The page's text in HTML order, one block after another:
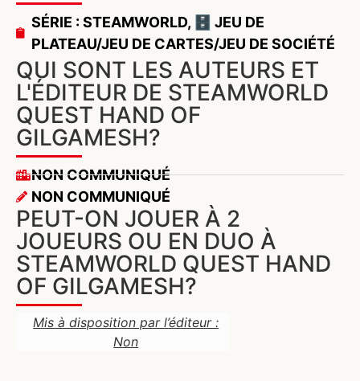
SÉRIE : STEAMWORLD,
🗄️ JEU DE
PLATEAU/JEU DE CARTES/JEU DE SOCIÉTÉ
QUI SONT LES AUTEURS ET
L'ÉDITEUR DE STEAMWORLD
QUEST HAND OF
GILGAMESH?
NON COMMUNIQUÉ
NON COMMUNIQUÉ
PEUT-ON JOUER À 2
JOUEURS OU EN DUO À
STEAMWORLD QUEST HAND
OF GILGAMESH?
Mis à disposition par l’éditeur :
Non